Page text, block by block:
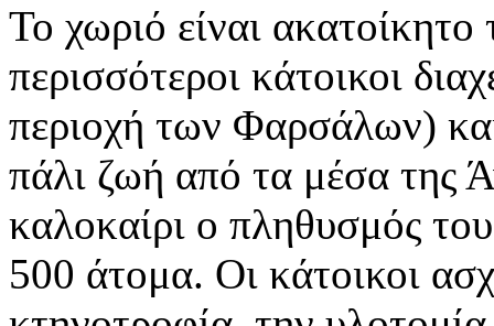
Το χωριό είναι ακατοίκητο
περισσότεροι κάτοικοι
περιοχή των Φαρσάλων)
πάλι ζωή από τα μέσα της
καλοκαίρι ο πληθυσμός
500 άτομα. Οι κάτοικοι